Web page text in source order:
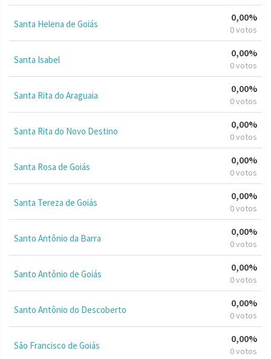
Santa Helena de Goiás
0,00%
0 votos
Santa Isabel
0,00%
0 votos
Santa Rita do Araguaia
0,00%
0 votos
Santa Rita do Novo Destino
0,00%
0 votos
Santa Rosa de Goiás
0,00%
0 votos
Santa Tereza de Goiás
0,00%
0 votos
Santo Antônio da Barra
0,00%
0 votos
Santo Antônio de Goiás
0,00%
0 votos
Santo Antônio do Descoberto
0,00%
0 votos
São Francisco de Goiás
0,00%
0 votos